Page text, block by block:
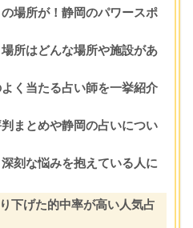
場所が！静岡のパワースポ
所はどんな場所や施設があ
く当たる占い師を一挙紹介
まとめや静岡の占いについ
刻な悩みを抱えている人に
下げた的中率が高い人気占